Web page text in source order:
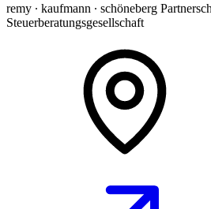
remy ∙ kaufmann ∙ schöneberg
Steuerberatungsgesellschaft